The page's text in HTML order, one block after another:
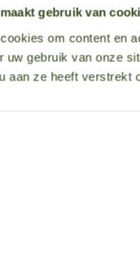
gebruik van
om content en
uw gebruik van onze
aan ze heeft verstrekt